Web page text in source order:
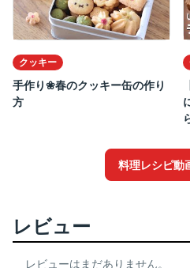
クッキー
手作り❀春のクッキー缶の作り
方
料理レシピ動
レビュー
レビューはまだありません。